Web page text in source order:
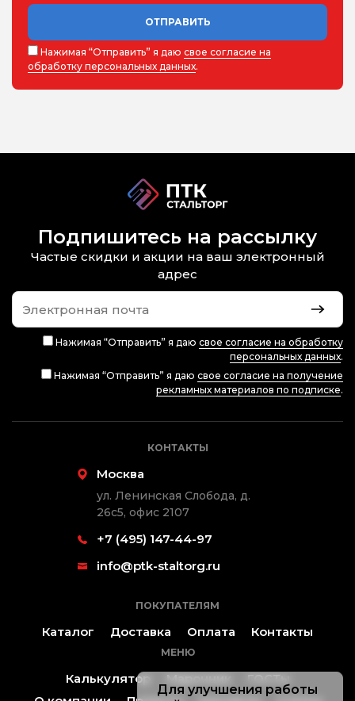
ОТПРАВИТЬ
Нажимая “Отправить” я даю свое согласие на
обработку персональных данных.
Подпишитесь на рассылку
Частые скидки и акции на ваш электронный
адрес
Нажимая “Отправить” я даю свое согласие на обработку
персональных данных.
Нажимая “Отправить” я даю свое согласие на получение
рекламных материалов по подписке.
КОНТАКТЫ
Москва
ул. Ленинская Слобода, д.
26с5, офис 2107
+7 (495) 147-44-97
info@ptk-staltorg.ru
ПОКУПАТЕЛЯМ
Каталог Доставка Оплата Контакты
МЕНЮ
Калькулятор Марочник
ГОСТы
Для улучшения работы